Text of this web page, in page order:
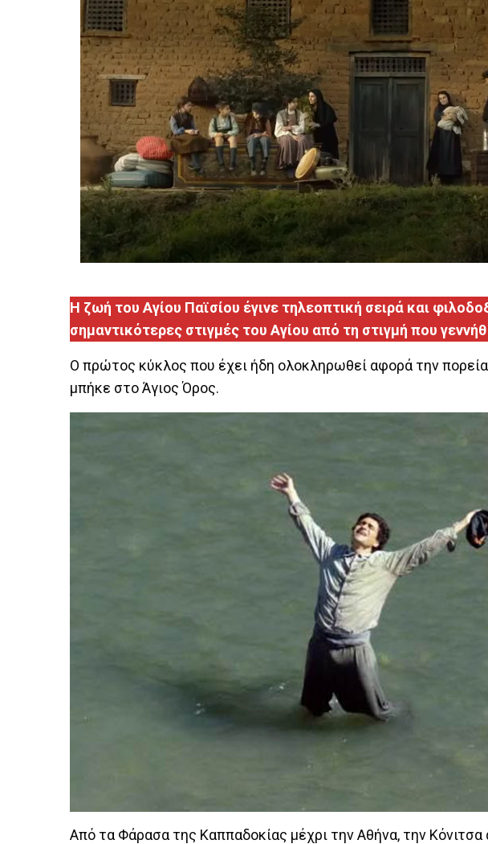
Η ζωή του Αγίου Παϊσίου έγινε τηλεοπτική σειρά και
σημαντικότερες στιγμές του Αγίου από τη στιγμή που
Ο πρώτος κύκλος που έχει ήδη ολοκληρωθεί αφορά την πορεία
μπήκε στο Άγιος Όρος.
Από τα Φάρασα της Καππαδοκίας μέχρι την Αθήνα, την Κόνιτσα